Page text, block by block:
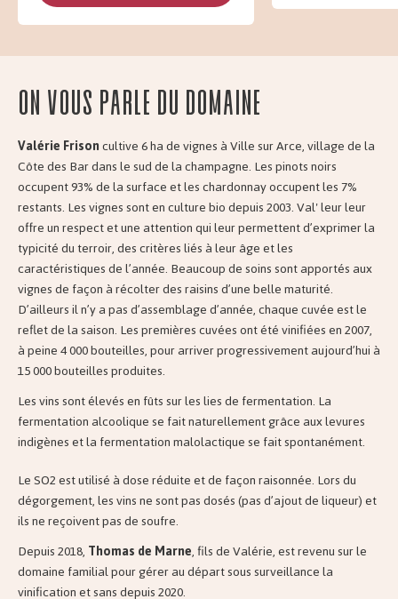
On vous parle du domaine
Valérie Frisoncultive 6 ha de vignes à Ville sur Arce, village de la
Côte des Bar dans le sud de la champagne. Les pinots noirs
occupent 93% de la surface et les chardonnay occupent les 7%
restants. Les vignes sont en culture bio depuis 2003. Val' leur leur
offre un respect et une attention qui leur permettent d’exprimer la
typicité du terroir, des critères liés à leur âge et les
caractéristiques de l’année. Beaucoup de soins sont apportés aux
vignes de façon à récolter des raisins d’une belle maturité.
D’ailleurs il n’y a pas d’assemblage d’année, chaque cuvée est le
reflet de la saison. Les premières cuvées ont été vinifiées en 2007,
à peine 4 000 bouteilles, pour arriver progressivement aujourd’hui à
15 000 bouteilles produites.
Les vins sont élevés en fûts sur les lies de fermentation. La
fermentation alcoolique se fait naturellement grâce aux levures
indigènes et la fermentation malolactique se fait spontanément.
Le SO2 est utilisé à dose réduite et de façon raisonnée. Lors du
dégorgement, les vins ne sont pas dosés (pas d’ajout de liqueur) et
ils ne reçoivent pas de soufre.
Depuis 2018,Thomas de Marne, fils de Valérie, est revenu sur le
domaine familial pour gérer au départ sous surveillance la
vinification et sans depuis 2020.